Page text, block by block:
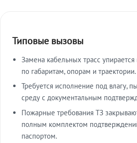
Типовые вызовы
Замена кабельных трасс упирается
по габаритам, опорам и траектории.
Требуется исполнение под влагу,
среду с документальным
Пожарные требования ТЗ
полным комплектом
паспортом.